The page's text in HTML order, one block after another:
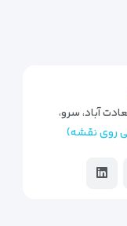
۱۰۰ / تهران، سعادت آباد، سرو،
روی نقشه)